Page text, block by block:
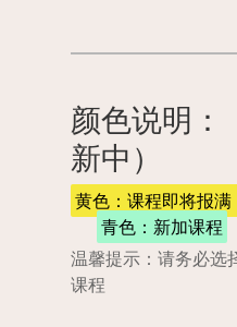
颜色说明：
新中）
黄色：课程即将报满
青色：新加课程
温馨提示：请务必选
课程